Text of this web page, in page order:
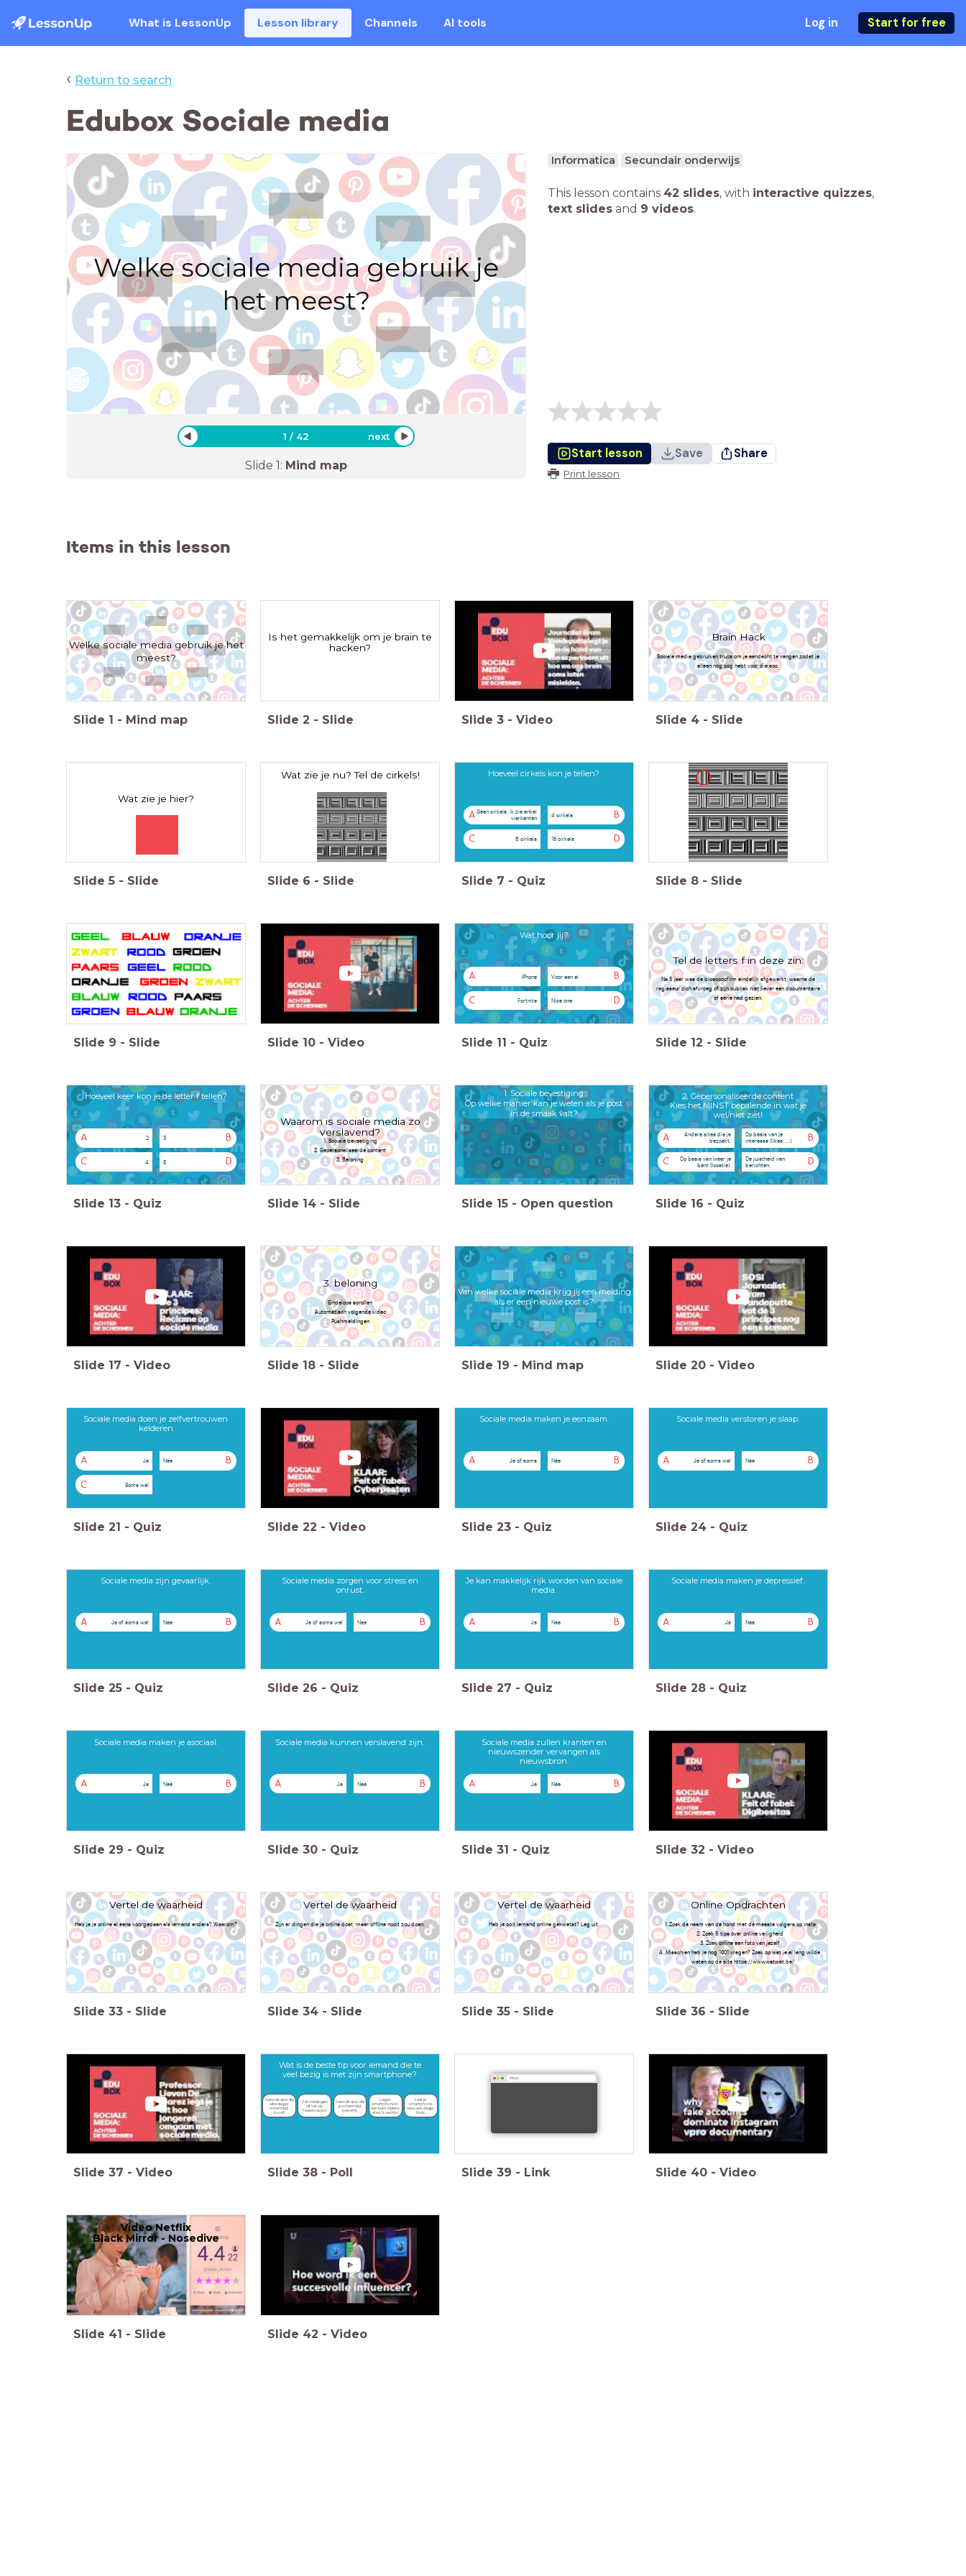
What is LessonUp Lesson library Channels AI tools Log in Start for free
‹ Return to search
Edubox Sociale media
Welke sociale media gebruik je
het meest?
1 / 42 next
Slide 1: Mind map
Informatica Secundair onderwijs
This lesson contains 42 slides, with interactive quizzes,
text slides and 9 videos.
Start lesson Save Share
Print lesson
Items in this lesson
Welke sociale media gebruik je het
meest?
Slide 1 - Mind map
Is het gemakkelijk om je brain te
hacken?
Slide 2 - Slide Slide 3 - Video
Brain Hack
Sociale media gebruiken trucs om je aandacht te vangen zodat je
alleen nog oog hebt voor die app.
Slide 4 - Slide
Wat zie je hier?
Slide 5 - Slide
Wat zie je nu? Tel de cirkels!
Slide 6 - Slide
Hoeveel cirkels kon je tellen?
A Geen cirkels, ik zie enkel
vierkanten
B
4 cirkels
C 8 cirkels D
16 cirkels
Slide 7 - Quiz Slide 8 - Slide
Slide 9 - Slide Slide 10 - Video
Wat hoor jij?
A iPhone B
Voor een ei
C Fortnite D
Nice one
Slide 11 - Quiz
Tel de letters f in deze zin:
Na 5 jaar was de bioscoopfilm eindelijk afgewerkt, waarna de
regisseur zich afvroeg of zijn publiek niet liever een documentaire
of serie had gezien.
Slide 12 - Slide
Hoeveel keer kon je de letter f tellen?
A 2 B
3
C 4 D
5
Slide 13 - Quiz
Waarom is sociale media zo
verslavend?
1. Sociale bevestiging
2. Gepersonaliseerde content
3. Beloning
Slide 14 - Slide
1. Sociale bevestiging
Op welke manier kan je weten als je post
in de smaak valt?
Slide 15 - Open question
2. Gepersonaliseerde content
Kies het MINST bepalende in wat je
wel/niet ziet!
A
Andere sites die je
bezoekt.
B
Op basis van je
interesse (likes, ...).
C
Op basis van waar je
bent (locatie).
D
De juistheid van
berichten.
Slide 16 - Quiz
Slide 17 - Video
3. beloning
Eindeloos scrollen
Automatisch volgende video
Pushmeldingen
Slide 18 - Slide
Van welke sociale media krijg jij een melding
als er een nieuwe post is?
Slide 19 - Mind map Slide 20 - Video
Sociale media doen je zelfvertrouwen
kelderen
A Ja B
Nee
C Soms wel
Slide 21 - Quiz Slide 22 - Video
Sociale media maken je eenzaam.
A Ja of soms B
Nee
Slide 23 - Quiz
Sociale media verstoren je slaap.
A Ja of soms wel B
Nee
Slide 24 - Quiz
Sociale media zijn gevaarlijk.
A Ja of soms wel B
Nee
Slide 25 - Quiz
Sociale media zorgen voor stress en
onrust.
A Ja of soms wel B
Nee
Slide 26 - Quiz
Je kan makkelijk rijk worden van sociale
media.
A Ja B
Nee
Slide 27 - Quiz
Sociale media maken je depressief.
A Ja B
Nee
Slide 28 - Quiz
Sociale media maken je asociaal.
A Ja B
Nee
Slide 29 - Quiz
Sociale media kunnen verslavend zijn.
A Ja B
Nee
Slide 30 - Quiz
Sociale media zullen kranten en
nieuwszender vervangen als
nieuwsbron.
A Ja B
Nee
Slide 31 - Quiz Slide 32 - Video
Vertel de waarheid
Heb je je online al eens voorgedaan als iemand anders? Waarom?
Slide 33 - Slide
Vertel de waarheid
Zijn er dingen die je online doet, maar offline nooit zou doen.
Slide 34 - Slide
Vertel de waarheid
Heb je ooit iemand online gekwetst? Leg uit.
Slide 35 - Slide
Online Opdrachten
Zoek de naam van de hond met de meeste volgers op insta
Zoek 5 tips over online veiligheid
Zoek online een foto van jezelf
Misschien heb je nog 1001 vragen? Zoek op wat je al lang wilde
weten op de site https://www.watwat.be/
Slide 36 - Slide
Slide 37 - Video
Wat is de beste tip voor iemand die te
veel bezig is met zijn smartphone?
Gebruik app die
elke dag je
schermtijd
toont.
Zet meldingen
uit van de
meeste apps.
Gebruik app die
je schermtijd
beperkt.
Leg je
smartphone in
een kast (tijdens
eten/'s nachts)
Laat je
smartphone
eens een dagje
thuis.
Slide 38 - Poll
https:
Slide 39 - Link Slide 40 - Video
Video Netflix
Black Mirror - Nosedive
Slide 41 - Slide Slide 42 - Video